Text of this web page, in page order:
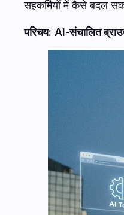
सहकर्मियों में कैसे बदल
परिचय: AI-संचालित